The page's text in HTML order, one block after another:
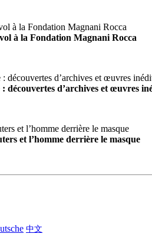
à la Fondation Magnani Rocca
découvertes d’archives et œuvres
et l’homme derrière le masque
中文